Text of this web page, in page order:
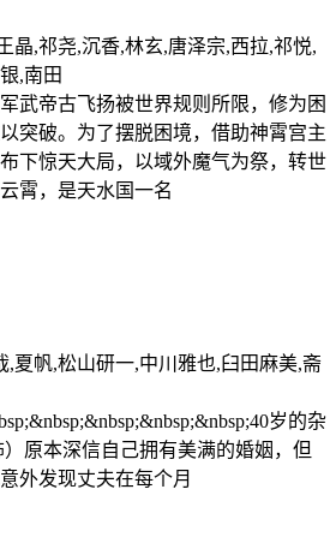
晶,祁尧,沉香,林玄,唐泽宗,西拉,祁悦,
,南田
武帝古飞扬被世界规则所限，修为困
突破。为了摆脱困境，借助神霄宫主
下惊天大局，以域外魔气为祭，转世
霄，是天水国一名
,夏帆,松山研一,中川雅也,臼田麻美,斋
岁的杂
原本深信自己拥有美满的婚姻，但
外发现丈夫在每个月